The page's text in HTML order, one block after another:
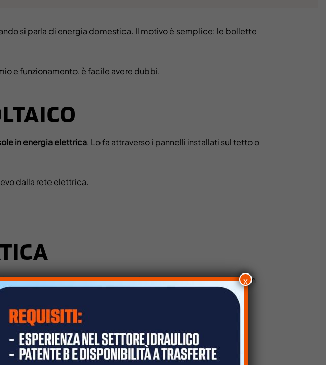
si parla di energia domestica. Il motivo è semplice: le bollette
e funzionamento, è facile avere dubbi.
in energia elettrica. Lo fa attraverso i pannelli installati sul tetto o
dalla rete elettrica.
e generano corrente continua. Questa viene poi trasformata in
con un sistema di batterie.
x